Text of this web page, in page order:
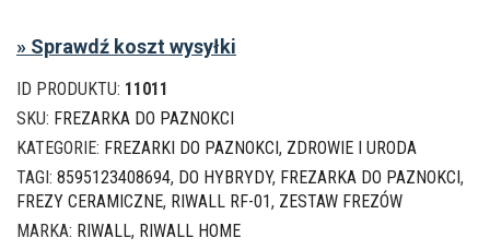
manicure
35000
RPM
RIWALL
RF-
01
+
zestaw
» Sprawdź koszt wysyłki
ID PRODUKTU: 11011
SKU: FREZARKA DO PAZNOKCI
KATEGORIE: FREZARKI DO PAZNOKCI, ZDROWIE I URODA
TAGI: 8595123408694, DO HYBRYDY, FREZARKA DO PAZNOKCI,
FREZY CERAMICZNE, RIWALL RF-01, ZESTAW FREZÓW
MARKA: RIWALL, RIWALL HOME